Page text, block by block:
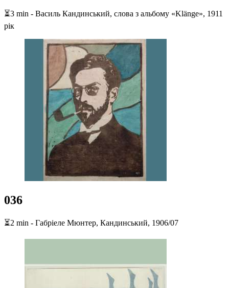
⏳3 min - Василь Кандинський, слова з альбому «Klänge», 1911
рік
036
⏳2 min - Габріеле Мюнтер, Кандинський, 1906/07